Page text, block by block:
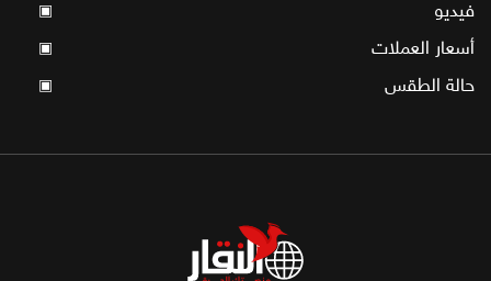
فيديو ▣
أسعار العملات ▣
حالة الطقس ▣